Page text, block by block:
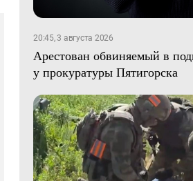
20:45, 3 августа 2026
Арестован обвиняемый в
у прокуратуры Пятигорска